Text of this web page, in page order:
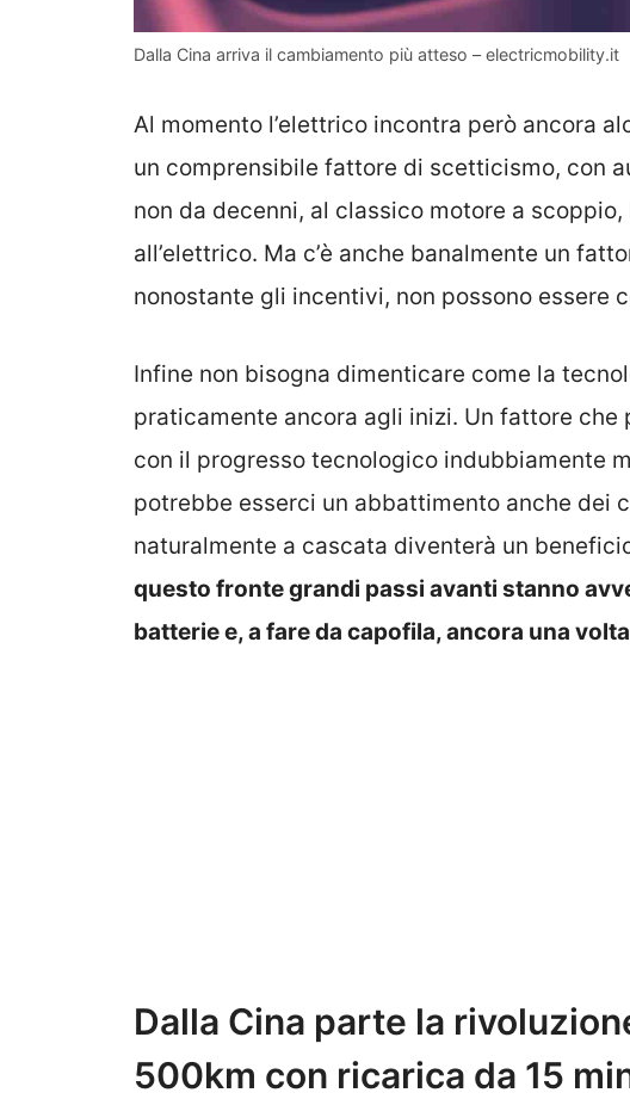
Dalla Cina arriva il cambiamento più atteso – electricmobility.it
Al momento l’elettrico incontra però ancora
un comprensibile fattore di scetticismo, con
non da decenni, al classico motore a
all’elettrico. Ma c’è anche banalmente un
nonostante gli incentivi, non possono
Infine non bisogna dimenticare come la
praticamente ancora agli inizi. Un fattore
con il progresso tecnologico indubbiamente
potrebbe esserci un abbattimento anche dei
naturalmente a cascata diventerà un
questo fronte grandi passi avanti stanno
batterie e, a fare da capofila, ancora una
Dalla Cina parte la
500km con ricarica da 15